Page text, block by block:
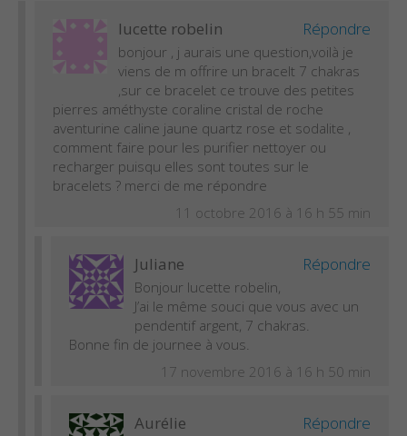
lucette robelin Répondre
bonjour , j aurais une question,voilà je
viens de m offrire un bracelt 7 chakras
,sur ce bracelet ce trouve des petites
pierres améthyste coraline cristal de roche
aventurine caline jaune quartz rose et sodalite ,
comment faire pour les purifier nettoyer ou
recharger puisqu elles sont toutes sur le
bracelets ? merci de me répondre
11 octobre 2016 à 16 h 55 min
Juliane Répondre
Bonjour lucette robelin,
J’ai le même souci que vous avec un
pendentif argent, 7 chakras.
Bonne fin de journee à vous.
17 novembre 2016 à 16 h 50 min
Aurélie Répondre